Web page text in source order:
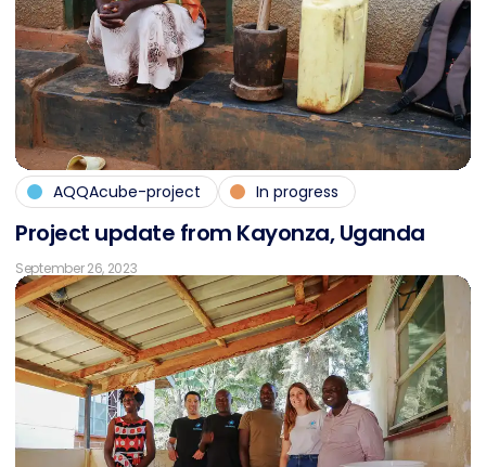
AQQAcube-project In progress
Pro­ject up­date from Kayon­za, Ugan­da
September 26, 2023